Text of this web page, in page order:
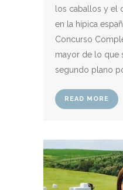
los caballos y el
en la hípica
Concurso
mayor de lo que
segundo plano
READ MORE